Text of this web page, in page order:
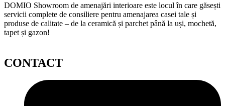
DOMIO Showroom de amenajări interioare este locul în care găsești
servicii complete de consiliere pentru amenajarea casei tale și
produse de calitate – de la ceramică și parchet până la uși, mochetă,
tapet și gazon!
CONTACT